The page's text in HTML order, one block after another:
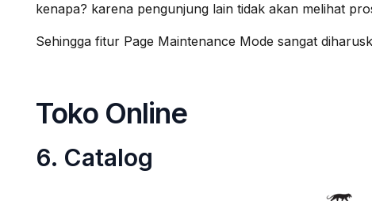
kenapa? karena pengunjung lain tidak akan melihat
Sehingga fitur Page Maintenance Mode sangat
Toko Online
6. Catalog